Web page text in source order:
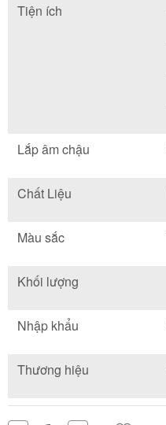
Tiện ích
Lắp âm chậu
Chất Liệu
Màu sắc
Khối lượng
Nhập khẩu
Thương hiệu